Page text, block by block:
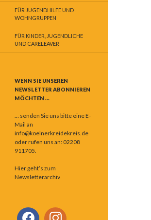
FÜR JUGENDHILFE UND
WOHNGRUPPEN
FÜR KINDER, JUGENDLICHE
UND CARELEAVER
WENN SIE UNSEREN
NEWSLETTER ABONNIEREN
MÖCHTEN …
… senden Sie uns bitte eine E-
Mail an
info@koelnerkreidekreis.de
oder rufen uns an: 02208
911705.
Hier geht’s zum
Newsletterarchiv